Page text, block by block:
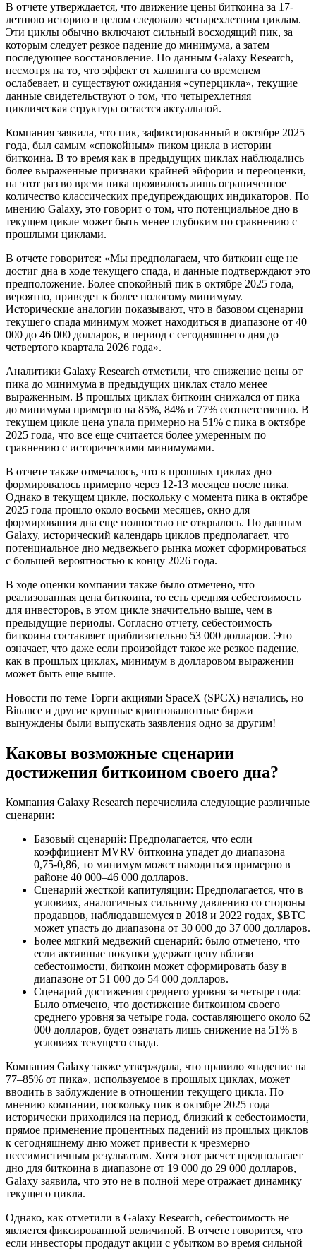
В отчете утверждается, что движение цены биткоина за 17-
летнюю историю в целом следовало четырехлетним циклам.
Эти циклы обычно включают сильный восходящий пик, за
которым следует резкое падение до минимума, а затем
последующее восстановление. По данным Galaxy Research,
несмотря на то, что эффект от халвинга со временем
ослабевает, и существуют ожидания «суперцикла», текущие
данные свидетельствуют о том, что четырехлетняя
циклическая структура остается актуальной.
Компания заявила, что пик, зафиксированный в октябре 2025
года, был самым «спокойным» пиком цикла в истории
биткоина. В то время как в предыдущих циклах наблюдались
более выраженные признаки крайней эйфории и переоценки,
на этот раз во время пика проявилось лишь ограниченное
количество классических предупреждающих индикаторов. По
мнению Galaxy, это говорит о том, что потенциальное дно в
текущем цикле может быть менее глубоким по сравнению с
прошлыми циклами.
В отчете говорится: «Мы предполагаем, что биткоин еще не
достиг дна в ходе текущего спада, и данные подтверждают это
предположение. Более спокойный пик в октябре 2025 года,
вероятно, приведет к более пологому минимуму.
Исторические аналогии показывают, что в базовом сценарии
текущего спада минимум может находиться в диапазоне от 40
000 до 46 000 долларов, в период с сегодняшнего дня до
четвертого квартала 2026 года».
Аналитики Galaxy Research отметили, что снижение цены от
пика до минимума в предыдущих циклах стало менее
выраженным. В прошлых циклах биткоин снижался от пика
до минимума примерно на 85%, 84% и 77% соответственно. В
текущем цикле цена упала примерно на 51% с пика в октябре
2025 года, что все еще считается более умеренным по
сравнению с историческими минимумами.
В отчете также отмечалось, что в прошлых циклах дно
формировалось примерно через 12-13 месяцев после пика.
Однако в текущем цикле, поскольку с момента пика в октябре
2025 года прошло около восьми месяцев, окно для
формирования дна еще полностью не открылось. По данным
Galaxy, исторический календарь циклов предполагает, что
потенциальное дно медвежьего рынка может сформироваться
с большей вероятностью к концу 2026 года.
В ходе оценки компании также было отмечено, что
реализованная цена биткоина, то есть средняя себестоимость
для инвесторов, в этом цикле значительно выше, чем в
предыдущие периоды. Согласно отчету, себестоимость
биткоина составляет приблизительно 53 000 долларов. Это
означает, что даже если произойдет такое же резкое падение,
как в прошлых циклах, минимум в долларовом выражении
может быть еще выше.
Новости по теме Торги акциями SpaceX (SPCX) начались, но
Binance и другие крупные криптовалютные биржи
вынуждены были выпускать заявления одно за другим!
Каковы возможные сценарии
достижения биткоином своего дна?
Компания Galaxy Research перечислила следующие различные
сценарии:
Базовый сценарий: Предполагается, что если
коэффициент MVRV биткоина упадет до диапазона
0,75-0,86, то минимум может находиться примерно в
районе 40 000–46 000 долларов.
Сценарий жесткой капитуляции: Предполагается, что в
условиях, аналогичных сильному давлению со стороны
продавцов, наблюдавшемуся в 2018 и 2022 годах, $BTC
может упасть до диапазона от 30 000 до 37 000 долларов.
Более мягкий медвежий сценарий: было отмечено, что
если активные покупки удержат цену вблизи
себестоимости, биткоин может сформировать базу в
диапазоне от 51 000 до 54 000 долларов.
Сценарий достижения среднего уровня за четыре года:
Было отмечено, что достижение биткоином своего
среднего уровня за четыре года, составляющего около 62
000 долларов, будет означать лишь снижение на 51% в
условиях текущего спада.
Компания Galaxy также утверждала, что правило «падение на
77–85% от пика», используемое в прошлых циклах, может
вводить в заблуждение в отношении текущего цикла. По
мнению компании, поскольку пик в октябре 2025 года
исторически приходился на период, близкий к себестоимости,
прямое применение процентных падений из прошлых циклов
к сегодняшнему дню может привести к чрезмерно
пессимистичным результатам. Хотя этот расчет предполагает
дно для биткоина в диапазоне от 19 000 до 29 000 долларов,
Galaxy заявила, что это не в полной мере отражает динамику
текущего цикла.
Однако, как отметили в Galaxy Research, себестоимость не
является фиксированной величиной. В отчете говорится, что
если инвесторы продадут акции с убытком во время сильной